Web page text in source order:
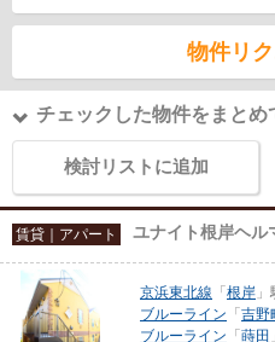
物件リ
チェックした物件をまとめ
検討リストに追加
賃貸｜アパート ユナイト根岸ヘル
京浜東北線 「 根岸
ブルーライン 「 吉野
ブルーライン 「 蒔田